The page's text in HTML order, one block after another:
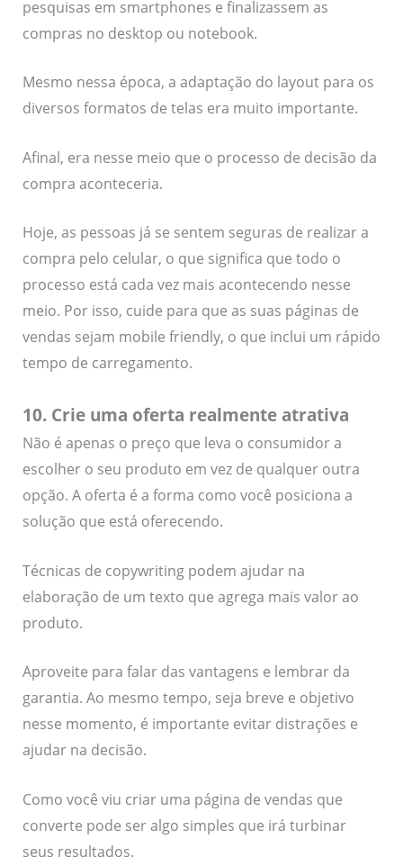
pesquisas em smartphones e finalizassem as
compras no desktop ou notebook.
Mesmo nessa época, a adaptação do layout para os
diversos formatos de telas era muito importante.
Afinal, era nesse meio que o processo de decisão da
compra aconteceria.
Hoje, as pessoas já se sentem seguras de realizar a
compra pelo celular, o que significa que todo o
processo está cada vez mais acontecendo nesse
meio. Por isso, cuide para que as suas páginas de
vendas sejam mobile friendly, o que inclui um rápido
tempo de carregamento.
10. Crie uma oferta realmente atrativa
Não é apenas o preço que leva o consumidor a
escolher o seu produto em vez de qualquer outra
opção. A oferta é a forma como você posiciona a
solução que está oferecendo.
Técnicas de copywriting podem ajudar na
elaboração de um texto que agrega mais valor ao
produto.
Aproveite para falar das vantagens e lembrar da
garantia. Ao mesmo tempo, seja breve e objetivo
nesse momento, é importante evitar distrações e
ajudar na decisão.
Como você viu criar uma página de vendas que
converte pode ser algo simples que irá turbinar
seus resultados.